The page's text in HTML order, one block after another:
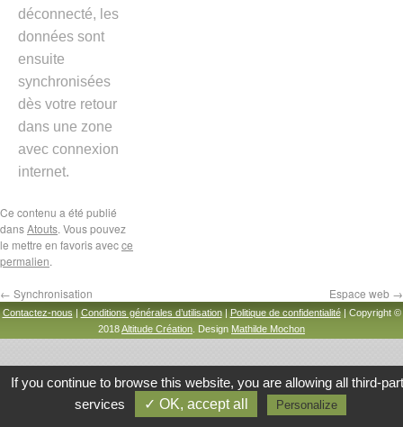
déconnecté, les
données sont
ensuite
synchronisées
dès votre retour
dans une zone
avec connexion
internet.
Ce contenu a été publié
dansAtouts. Vous pouvez
le mettre en favoris avecce
permalien.
← Synchronisation Espace web →
Contactez-nous| Conditions générales d’utilisation|Politique de confidentialité| Copyright ©
2018Altitude Création . Design Mathilde Mochon
If you continue to browse this website, you are allowing all third-
services
✓ OK, accept all Personalize